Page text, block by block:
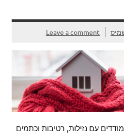
Leave a comment
עם נזילות, רטיבות וכתמים